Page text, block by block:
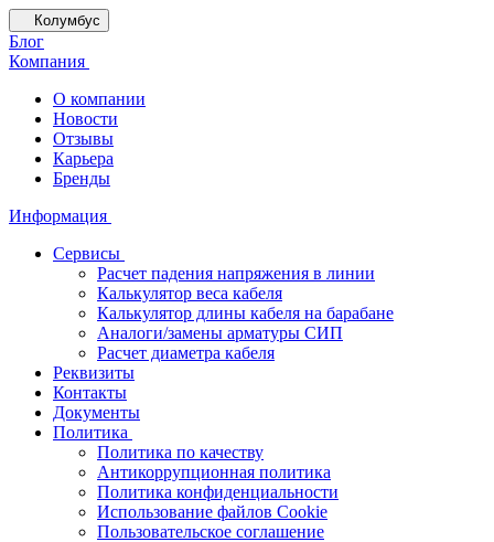
Колумбус
Блог
Компания
О компании
Новости
Отзывы
Карьера
Бренды
Информация
Сервисы
Расчет падения напряжения в линии
Калькулятор веса кабеля
Калькулятор длины кабеля на барабане
Аналоги/замены арматуры СИП
Расчет диаметра кабеля
Реквизиты
Контакты
Документы
Политика
Политика по качеству
Антикоррупционная политика
Политика конфиденциальности
Использование файлов Cookie
Пользовательское соглашение